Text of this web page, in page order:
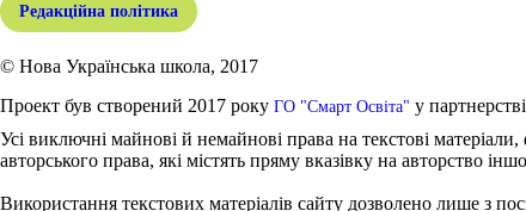
Редакційна політика
© Нова Українська школа, 2017
Проект був створений 2017 року ГО "Смарт Освіта" у
Усі виключні майнові й немайнові права на текстові
авторського права, які містять пряму вказівку на авторство
Використання текстових матеріалів сайту дозволено лише з